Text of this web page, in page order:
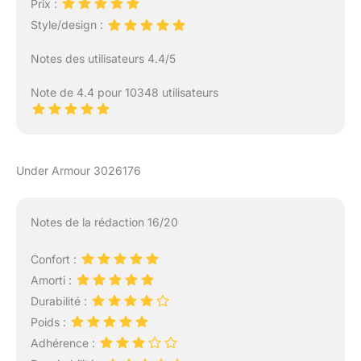
extérieure en
un motif de traction
- Chaussures de sport
Prix :
Style/design :
Notes des utilisateurs 4.4/5
Note de 4.4 pour 10348 utilisateurs
Under Armour 3026176
Notes de la rédaction 16/20
Confort :
Amorti :
Durabilité :
Poids :
Adhérence :